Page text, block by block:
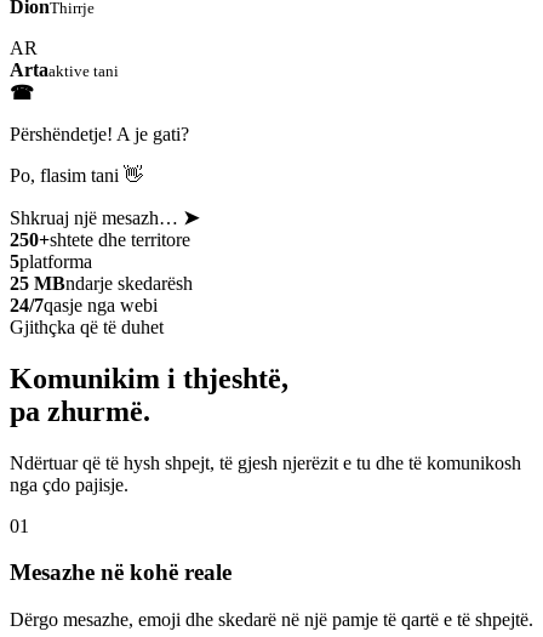
DionThirrje
AR
Artaaktive tani
☎
Përshëndetje! A je gati?
Po, flasim tani 👋
Shkruaj një mesazh… ➤
250+shtete dhe territore
5platforma
25 MBndarje skedarësh
24/7qasje nga webi
Gjithçka që të duhet
Komunikim i thjeshtë,
pa zhurmë.
Ndërtuar që të hysh shpejt, të gjesh njerëzit e tu dhe të komunikosh
nga çdo pajisje.
01
Mesazhe në kohë reale
Dërgo mesazhe, emoji dhe skedarë në një pamje të qartë e të shpejtë.